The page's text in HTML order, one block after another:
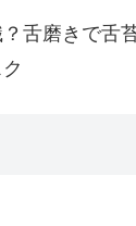
舌磨きで舌